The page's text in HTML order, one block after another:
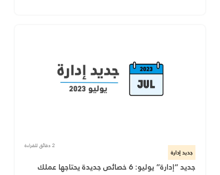
جديد إدارة
2 دقائق للقراءة
جديد “إدارة” يوليو: 6 خصائص جديدة يحتاجها عملك